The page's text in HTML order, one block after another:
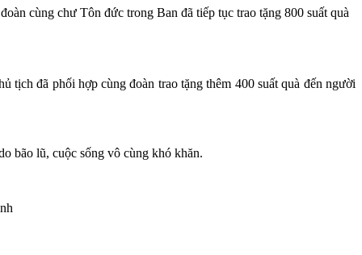
cùng chư Tôn đức trong Ban đã tiếp tục trao tặng 800 suất quà
đã phối hợp cùng đoàn trao tặng thêm 400 suất quà đến người
bão lũ, cuộc sống vô cùng khó khăn.